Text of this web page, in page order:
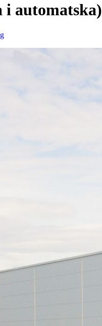
i automatska)